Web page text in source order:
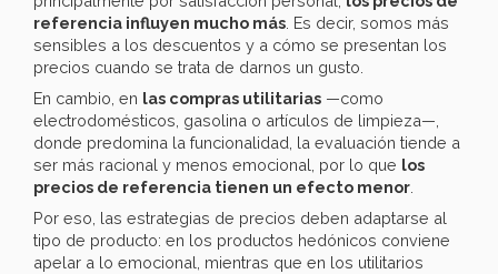
referencia influyen mucho más . Es decir, somos más
sensibles a los descuentos y a cómo se presentan los
precios cuando se trata de darnos un gusto.
En cambio, en las compras utilitarias —como
electrodomésticos, gasolina o artículos de limpieza—,
donde predomina la funcionalidad, la evaluación tiende a
ser más racional y menos emocional, por lo que los
precios de referencia tienen un efecto menor
Por eso, las estrategias de precios deben adaptarse al
tipo de producto: en los productos hedónicos conviene
apelar a lo emocional, mientras que en los utilitarios